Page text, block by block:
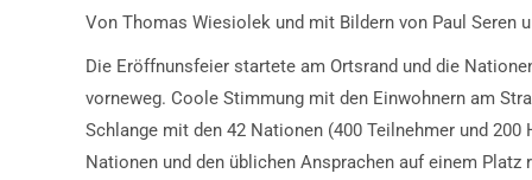
Von Thomas Wiesiolek und mit Bildern von Paul Seren
Die Eröffnunsfeier startete am Ortsrand und die
vorneweg. Coole Stimmung mit den Einwohnern am
Schlange mit den 42 Nationen (400 Teilnehmer und
Nationen und den üblichen Ansprachen auf einem